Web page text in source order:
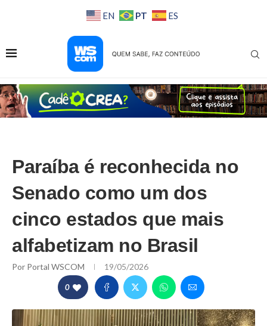
EN PT ES
Paraíba é reconhecida no
Senado como um dos
cinco estados que mais
alfabetizam no Brasil
Por Portal WSCOM 19/05/2026
0